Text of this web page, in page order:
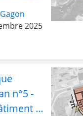
est, les
le
2025
n°5 -
de